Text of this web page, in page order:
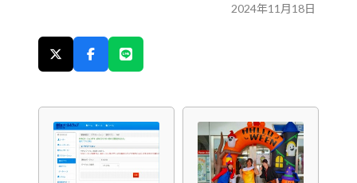
2024年11月18日